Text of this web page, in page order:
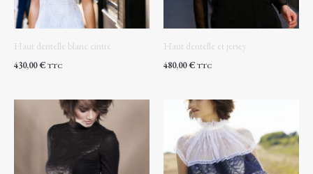
Haut dentelle blanc cintré
430,00€ TTC
Haut dentelle et jersey
480,00€ TTC